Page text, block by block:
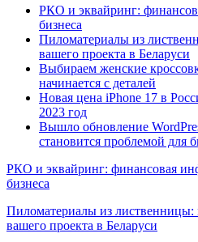
РКО и эквайринг:
бизнеса
Пиломатериалы из
вашего проекта в Беларуси
Выбираем женские
начинается с деталей
Новая цена iPhone 17 в
2023 год
Вышло обновление
становится проблемой для
РКО и эквайринг: финансовая
бизнеса
Пиломатериалы из лиственницы:
вашего проекта в Беларуси